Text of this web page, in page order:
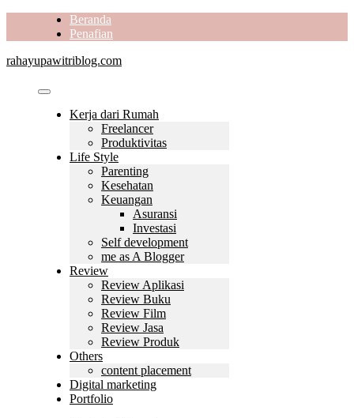
Beranda
Penafian
rahayupawitriblog.com
Kerja dari Rumah
Freelancer
Produktivitas
Life Style
Parenting
Kesehatan
Keuangan
Asuransi
Investasi
Self development
me as A Blogger
Review
Review Aplikasi
Review Buku
Review Film
Review Jasa
Review Produk
Others
content placement
Digital marketing
Portfolio